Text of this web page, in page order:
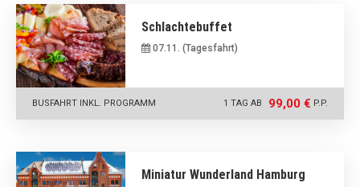
Schlachtebuffet
07.11. (Tagesfahrt)
1 TAG AB 99,00 € P.P.
BUSFAHRT INKL. PROGRAMM
Miniatur Wunderland Hamburg